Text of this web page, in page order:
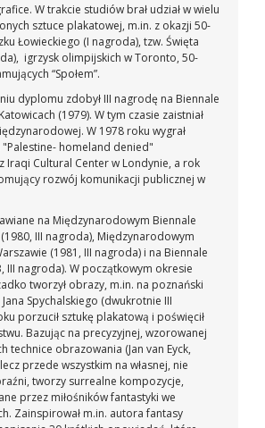
W trakcie studiów brał udział w wielu
sztuce plakatowej, m.in. z okazji 50-
Łowieckiego (I nagroda), tzw. Święta
igrzysk olimpijskich w Toronto, 50-
“Społem”.
dyplomu zdobył III nagrodę na Biennale
(1979). W tym czasie zaistniał
W 1978 roku wygrał
"Palestine- homeland denied"
Iraqi Cultural Center w Londynie, a rok
rozwój komunikacji publicznej w
na Międzynarodowym Biennale
III nagroda), Międzynarodowym
(1981, III nagroda) i na Biennale
III nagroda). W początkowym okresie
tworzył obrazy, m.in. na poznański
Spychalskiego (dwukrotnie III
porzucił sztukę plakatową i poświęcił
Bazując na precyzyjnej, wzorowanej
technice obrazowania (Jan van Eyck,
przede wszystkim na własnej, nie
tworzy surrealne kompozycje,
przez miłośników fantastyki we
Zainspirował m.in. autora fantasy